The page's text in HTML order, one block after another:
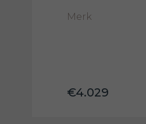
Merk
€4.029